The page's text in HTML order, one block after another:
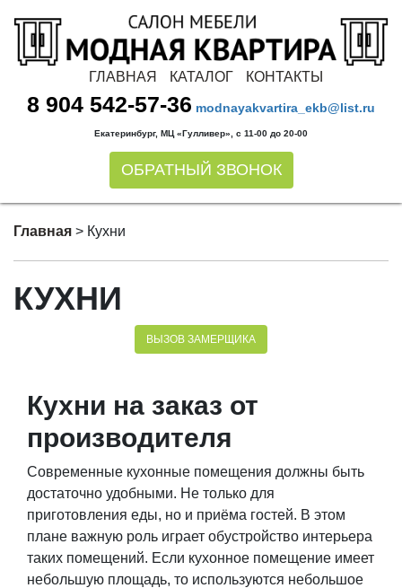
ГЛАВНАЯ КАТАЛОГ КОНТАКТЫ
8 904 542-57-36 modnayakvartira_ekb@list.ru
Екатеринбург, МЦ «Гулливер», с 11-00 до 20-00
ОБРАТНЫЙ ЗВОНОК
Главная > Кухни
КУХНИ
ВЫЗОВ ЗАМЕРЩИКА
Кухни на заказ от
производителя
Современные кухонные помещения должны быть
достаточно удобными. Не только для
приготовления еды, но и приёма гостей. В этом
плане важную роль играет обустройство интерьера
таких помещений. Если кухонное помещение имеет
небольшую площадь, то используются небольшое